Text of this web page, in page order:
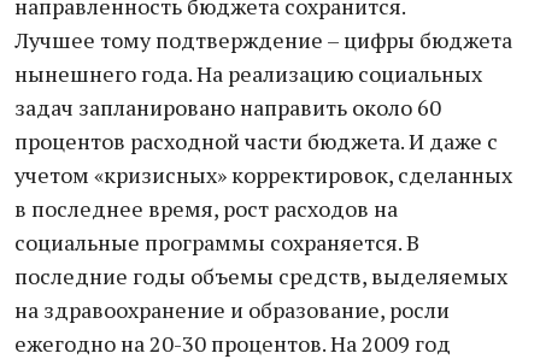
направленность бюджета сохранится.
Лучшее тому подтверждение – цифры бюджета
нынешнего года. На реализацию социальных
задач запланировано направить около 60
процентов расходной части бюджета. И даже с
учетом «кризисных» корректировок, сделанных
в последнее время, рост расходов на
социальные программы сохраняется. В
последние годы объемы средств, выделяемых
на здравоохранение и образование, росли
ежегодно на 20-30 процентов. На 2009 год